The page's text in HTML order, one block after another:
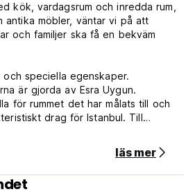
kök, vardagsrum och inredda rum,
antika möbler, väntar vi på att
och familjer ska få en bekväm
och speciella egenskaper.
är gjorda av Esra Uygun.
för rummet det har målats till och
drag för Istanbul. Till
och vardagsrummet
katter. Det finns också en
köksväggen.
läs mer